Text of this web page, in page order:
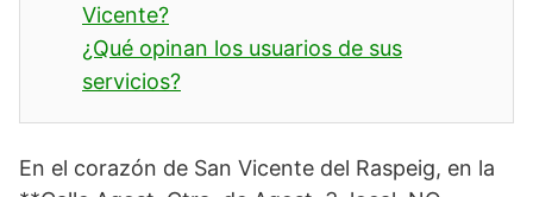
Vicente?
¿Qué opinan los usuarios de sus
servicios?
En el corazón de San Vicente del Raspeig, en la